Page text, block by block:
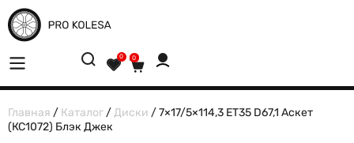
0 0
Главная / Каталог /Диски / 7×17/5×114,3 ET35 D67,1 Аскет
(КС1072) Блэк Джек